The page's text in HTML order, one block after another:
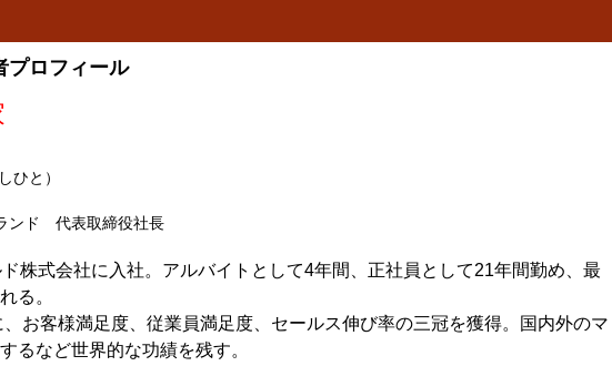
プロフィール
ひと）
ンド 代表取締役社長
株式会社に入社。アルバイトとして4年間、正社員として21年間勤め、最
る。
お客様満足度、従業員満足度、セールス伸び率の三冠を獲得。国内外のマ
るなど世界的な功績を残す。